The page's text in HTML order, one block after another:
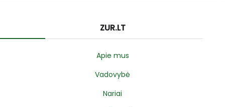
ZUR.LT
Apie mus
Vadovybė
Nariai